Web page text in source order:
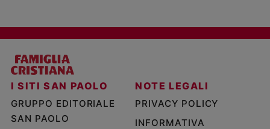
I SITI SAN PAOLO
GRUPPO EDITORIALE
SAN PAOLO
NOTE LEGALI
PRIVACY POLICY
INFORMATIVA